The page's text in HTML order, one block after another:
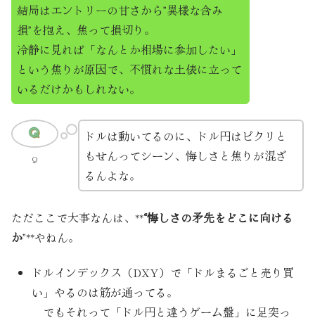
結局はエントリーの甘さから”異様な含み
損”を抱え、焦って損切り。
冷静に見れば「なんとか相場に参加したい」
という焦りが原因で、不慣れな土俵に立って
いるだけかもしれない。
Q
ドルは動いてるのに、ドル円はピクリと
もせんってシーン、悔しさと焦りが混ざ
るんよな。
ただここで大事なんは、**“悔しさの矛先をどこに向ける
か”**やねん。
ドルインデックス（DXY）で「ドルまるごと売り買
い」やるのは筋が通ってる。
でもそれって「ドル円と違うゲーム盤」に足突っ